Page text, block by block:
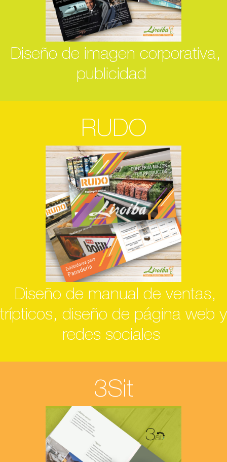
Diseño de imagen corporativa,
publicidad
RUDO
Diseño de manual de ventas,
trípticos, diseño de página web y
redes sociales
3Sit